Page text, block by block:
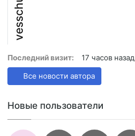
vesschun
Последний визит:
17 часов назад
Все новости автора
Новые пользователи